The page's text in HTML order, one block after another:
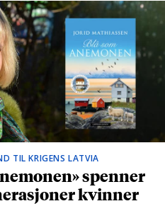
TIL KRIGENS LATVIA
spenner
kvinner